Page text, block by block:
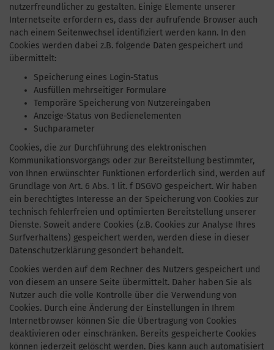
nutzerfreundlicher zu gestalten. Einige Elemente unserer
Internetseite erfordern es, dass der aufrufende Browser auch
nach einem Seitenwechsel identifiziert werden kann. In den
Cookies werden dabei z.B. folgende Daten gespeichert und
übermittelt:
Speicherung eines Login-Status
Ausfüllen mehrseitiger Formulare
Temporäre Speicherung von Nutzereingaben
Anzeige-Status von Bedienelementen
Suchparameter
Cookies, die zur Durchführung des elektronischen
Kommunikationsvorgangs oder zur Bereitstellung bestimmter,
von Ihnen erwünschter Funktionen erforderlich sind, werden auf
Grundlage von Art. 6 Abs. 1 lit. f DSGVO gespeichert. Wir haben
ein berechtigtes Interesse an der Speicherung von Cookies zur
technisch fehlerfreien und optimierten Bereitstellung unserer
Dienste. Soweit andere Cookies (z.B. Cookies zur Analyse Ihres
Surfverhaltens) gespeichert werden, werden diese in dieser
Datenschutzerklärung gesondert behandelt.
Cookies werden auf dem Rechner des Nutzers gespeichert und
von diesem an unsere Seite übermittelt. Daher haben Sie als
Nutzer auch die volle Kontrolle über die Verwendung von
Cookies. Durch eine Änderung der Einstellungen in Ihrem
Internetbrowser können Sie die Übertragung von Cookies
deaktivieren oder einschränken. Bereits gespeicherte Cookies
können jederzeit gelöscht werden. Dies kann auch automatisiert